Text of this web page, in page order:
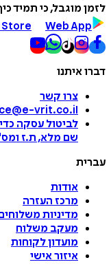
לזמן מוגבל, כי תמיד
Store Web App
דברו איתנו
צרו קשר
vrit.co.il
לביטול עסקה
שם מלא, ת.ז ומס'
עברית
אודות
מרכז העזרה
מדיניות
מעקב משלוח
מועדון לקוחות
איזור אישי